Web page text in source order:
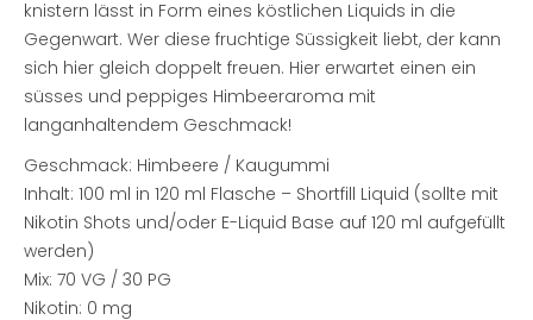
knistern lässt in Form eines köstlichen Liquids in die
Gegenwart. Wer diese fruchtige Süssigkeit liebt, der kann
sich hier gleich doppelt freuen. Hier erwartet einen ein
süsses und peppiges Himbeeraroma mit
langanhaltendem Geschmack!
Geschmack: Himbeere / Kaugummi
Inhalt: 100 ml in 120 ml Flasche – Shortfill Liquid (sollte mit
Nikotin Shots und/oder E-Liquid Base auf 120 ml aufgefüllt
werden)
Mix: 70 VG / 30 PG
Nikotin: 0 mg